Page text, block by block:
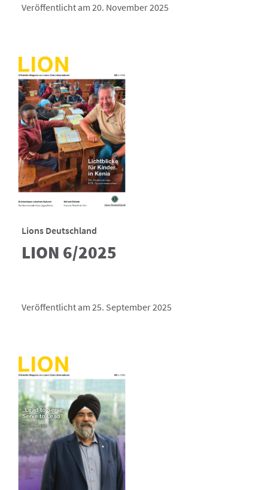
Veröffentlicht am 20. November 2025
Lions Deutschland
LION 6/2025
Veröffentlicht am 25. September 2025